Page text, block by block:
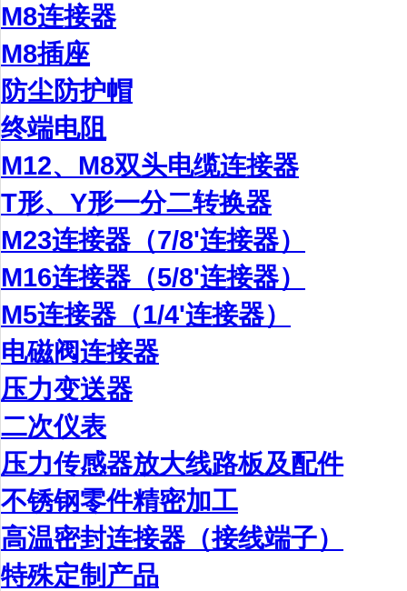
M8连接器
M8插座
防尘防护帽
终端电阻
M12、M8双头电缆连接器
T形、Y形一分二转换器
M23连接器（7/8'连接器）
M16连接器（5/8'连接器）
M5连接器（1/4'连接器）
电磁阀连接器
压力变送器
二次仪表
压力传感器放大线路板及配件
不锈钢零件精密加工
高温密封连接器（接线端子）
特殊定制产品